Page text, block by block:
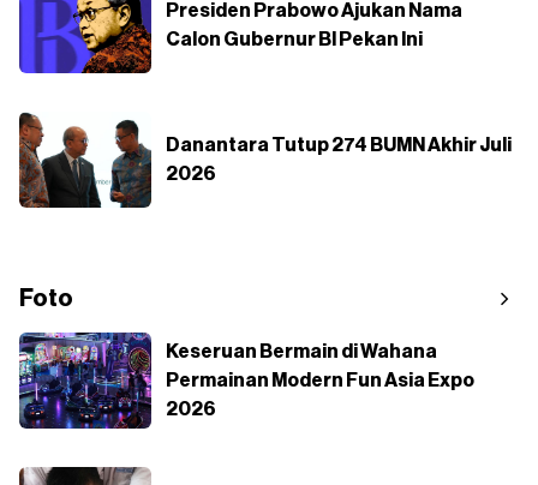
Presiden Prabowo Ajukan Nama
Calon Gubernur BI Pekan Ini
Danantara Tutup 274 BUMN Akhir Juli
2026
Foto
Keseruan Bermain di Wahana
Permainan Modern Fun Asia Expo
2026